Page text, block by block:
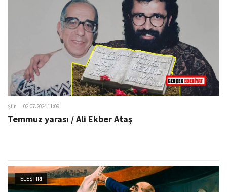
Şiir 02.07.2024 11:09
Temmuz yarası / Ali Ekber Ataş
ELEŞTIRI